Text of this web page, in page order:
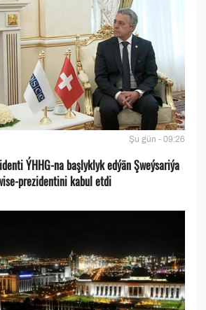
Şu gün - 09:26
ÝHHG-na başlyklyk edýän Şweýsariýa
prezidentini kabul etdi